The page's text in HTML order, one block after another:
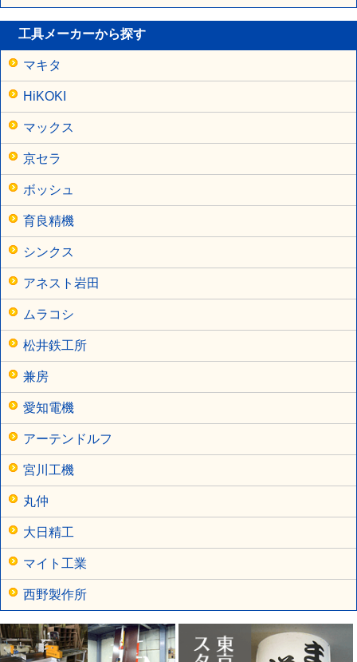
工具メーカーから探す
マキタ
HiKOKI
マックス
京セラ
ボッシュ
育良精機
シンクス
アネスト岩田
ムラコシ
松井鉄工所
兼房
愛知電機
アーテンドルフ
宮川工機
丸仲
大日精工
マイト工業
西野製作所